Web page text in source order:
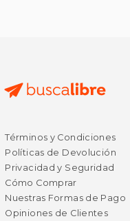
Términos y Condiciones
Políticas de Devolución
Privacidad y Seguridad
Cómo Comprar
Nuestras Formas de Pago
Opiniones de Clientes